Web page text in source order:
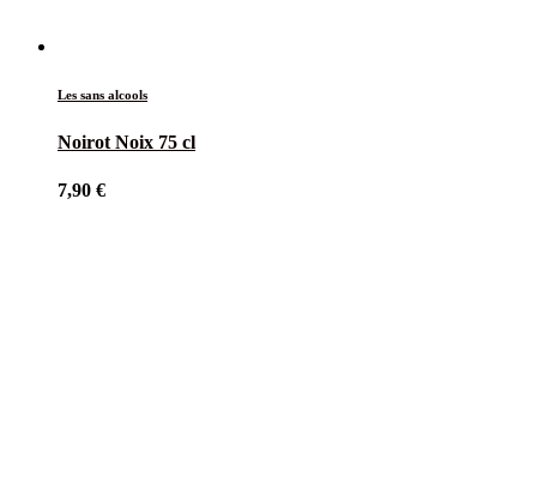
Les sans alcools
Noirot Noix 75 cl
7,90 €